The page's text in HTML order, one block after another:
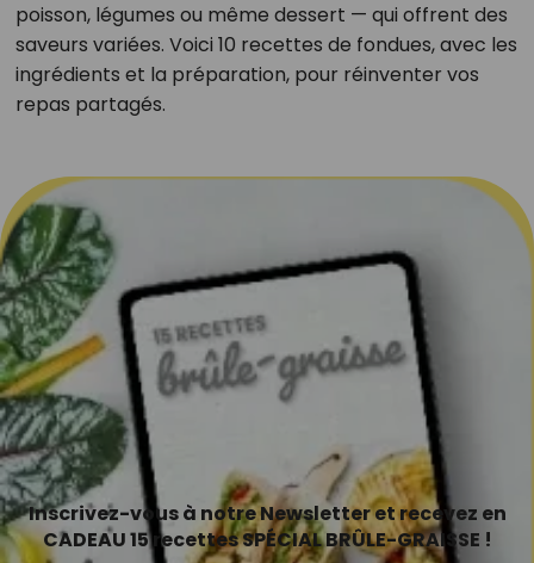
poisson, légumes ou même dessert — qui offrent des
saveurs variées. Voici 10 recettes de fondues, avec les
ingrédients et la préparation, pour réinventer vos
repas partagés.
Inscrivez-vous à notre Newsletter et recevez en
CADEAU 15 recettes SPÉCIAL BRÛLE-GRAISSE !